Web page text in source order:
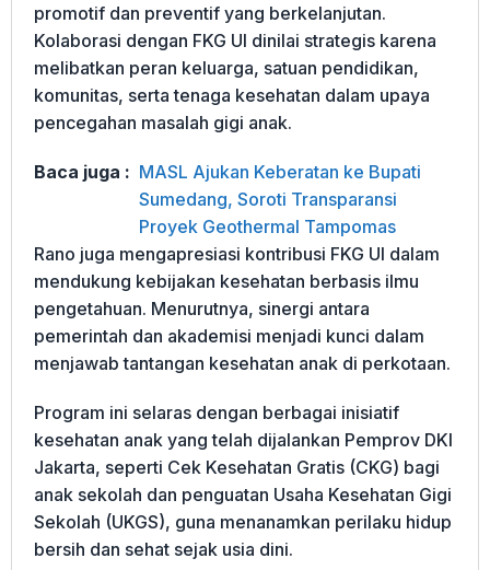
promotif dan preventif yang berkelanjutan.
Kolaborasi dengan FKG UI dinilai strategis karena
melibatkan peran keluarga, satuan pendidikan,
komunitas, serta tenaga kesehatan dalam upaya
pencegahan masalah gigi anak.
Baca juga : MASL Ajukan Keberatan ke Bupati
Sumedang, Soroti Transparansi
Proyek Geothermal Tampomas
Rano juga mengapresiasi kontribusi FKG UI dalam
mendukung kebijakan kesehatan berbasis ilmu
pengetahuan. Menurutnya, sinergi antara
pemerintah dan akademisi menjadi kunci dalam
menjawab tantangan kesehatan anak di perkotaan.
Program ini selaras dengan berbagai inisiatif
kesehatan anak yang telah dijalankan Pemprov DKI
Jakarta, seperti Cek Kesehatan Gratis (CKG) bagi
anak sekolah dan penguatan Usaha Kesehatan Gigi
Sekolah (UKGS), guna menanamkan perilaku hidup
bersih dan sehat sejak usia dini.